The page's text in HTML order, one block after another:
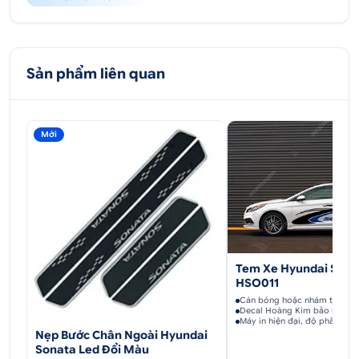
cùng.
Sản phẩm liên quan
Mới
Nẹp Bước Chân Ngoài Hyundai
Sonata Led Đổi Màu
Tem Xe Hyundai
HSO011
Cán bóng hoặc nhám theo
Decal Hoàng Kim bảo hành
Máy in hiện đại, độ phân giải